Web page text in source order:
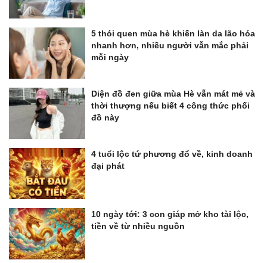
5 thói quen mùa hè khiến làn da lão hóa
nhanh hơn, nhiều người vẫn mắc phải
mỗi ngày
Diện đồ đen giữa mùa Hè vẫn mát mẻ và
thời thượng nếu biết 4 công thức phối
đồ này
4 tuổi lộc tứ phương đổ về, kinh doanh
đại phát
10 ngày tới: 3 con giáp mở kho tài lộc,
tiền về từ nhiều nguồn